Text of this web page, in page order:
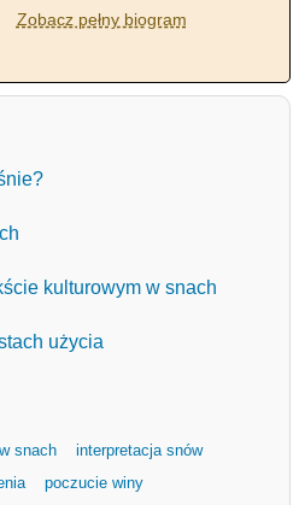
Zobacz pełny biogram
kulturowym w snach
użycia
snach
interpretacja snów
poczucie winy